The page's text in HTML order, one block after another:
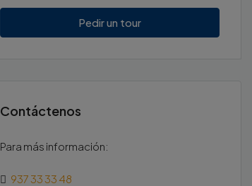
12
Ago
Pedir un tour
Contáctenos
Para más información:
937 33 33 48